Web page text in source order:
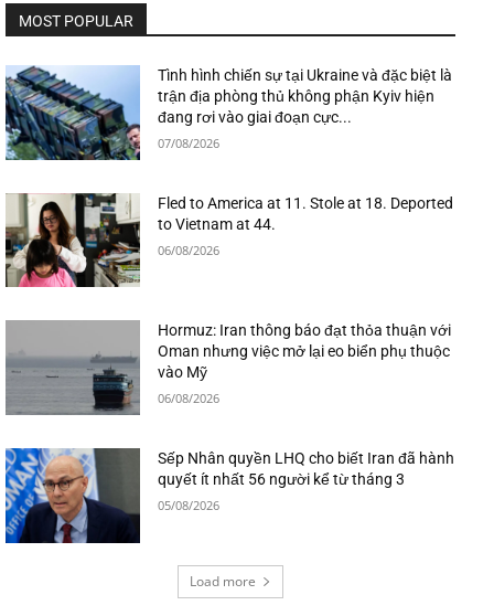
MOST POPULAR
Tình hình chiến sự tại Ukraine và đặc biệt là
trận địa phòng thủ không phận Kyiv hiện
đang rơi vào giai đoạn cực...
07/08/2026
Fled to America at 11. Stole at 18. Deported
to Vietnam at 44.
06/08/2026
Hormuz: Iran thông báo đạt thỏa thuận với
Oman nhưng việc mở lại eo biển phụ thuộc
vào Mỹ
06/08/2026
Sếp Nhân quyền LHQ cho biết Iran đã hành
quyết ít nhất 56 người kể từ tháng 3
05/08/2026
Load more